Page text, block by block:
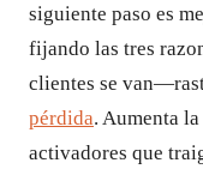
siguiente paso es
fijando las tres
clientes se
pérdida. Aumenta
activadores que